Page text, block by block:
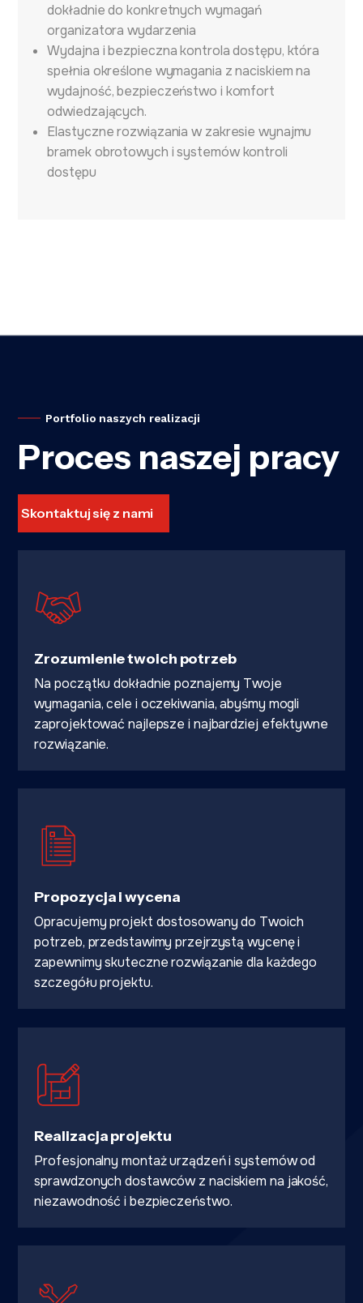
dokładnie do konkretnych wymagań
organizatora wydarzenia
Wydajna i bezpieczna kontrola dostępu, która
spełnia określone wymagania z naciskiem na
wydajność, bezpieczeństwo i komfort
odwiedzających.
Elastyczne rozwiązania w zakresie wynajmu
bramek obrotowych i systemów kontroli
dostępu
Portfolio naszych realizacji
Proces naszej pracy
Skontaktuj się z nami
Zrozumienie twoich potrzeb
Na początku dokładnie poznajemy Twoje
wymagania, cele i oczekiwania, abyśmy mogli
zaprojektować najlepsze i najbardziej efektywne
rozwiązanie.
Propozycja i wycena
Opracujemy projekt dostosowany do Twoich
potrzeb, przedstawimy przejrzystą wycenę i
zapewnimy skuteczne rozwiązanie dla każdego
szczegółu projektu.
Realizacja projektu
Profesjonalny montaż urządzeń i systemów od
sprawdzonych dostawców z naciskiem na jakość,
niezawodność i bezpieczeństwo.